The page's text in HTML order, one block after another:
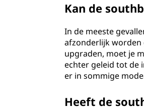
Kan de
In de meeste
afzonderlijk worden
upgraden, moet je
echter geleid tot de
er in sommige
Heeft de